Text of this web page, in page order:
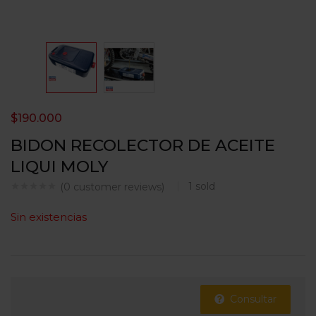
BIDON RECOLECTOR DE ACEITE
LIQUI MOLY
(0 customer reviews) 1 sold
$190.000
Sin existencias
Consultar